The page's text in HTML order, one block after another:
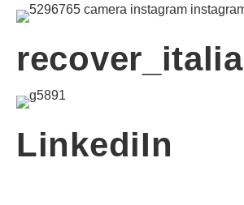
recover_italia
LinkediIn